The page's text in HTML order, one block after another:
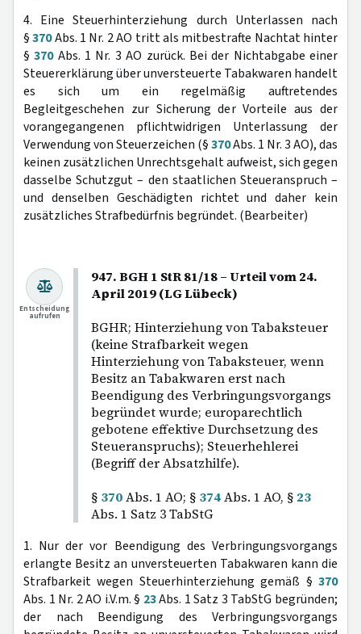
4. Eine Steuerhinterziehung durch Unterlassen nach
§370Abs. 1 Nr. 2 AO tritt als mitbestrafte Nachtat hinter
§370Abs. 1 Nr. 3 AO zurück. Bei der Nichtabgabe einer
Steuererklärung über unversteuerte Tabakwaren handelt
es sich um ein regelmäßig auftretendes
Begleitgeschehen zur Sicherung der Vorteile aus der
vorangegangenen pflichtwidrigen Unterlassung der
Verwendung von Steuerzeichen (§370Abs. 1 Nr. 3 AO), das
keinen zusätzlichen Unrechtsgehalt aufweist, sich gegen
dasselbe Schutzgut – den staatlichen Steueranspruch –
und denselben Geschädigten richtet und daher kein
zusätzliches Strafbedürfnis begründet. (Bearbeiter)
947. BGH 1 StR 81/18 – Urteil vom 24.
April 2019 (LG Lübeck)
BGHR; Hinterziehung von Tabaksteuer
(keine Strafbarkeit wegen
Hinterziehung von Tabaksteuer, wenn
Besitz an Tabakwaren erst nach
Beendigung des Verbringungsvorgangs
begründet wurde; europarechtlich
gebotene effektive Durchsetzung des
Steueranspruchs); Steuerhehlerei
(Begriff der Absatzhilfe).
§ 370Abs. 1 AO; § 374Abs. 1 AO, § 23
Abs. 1 Satz 3 TabStG
Entscheidung
aufrufen
1. Nur der vor Beendigung des Verbringungsvorgangs
erlangte Besitz an unversteuerten Tabakwaren kann die
Strafbarkeit wegen Steuerhinterziehung gemäß § 370
Abs. 1 Nr. 2 AO i.V.m. § 23Abs. 1 Satz 3 TabStG begründen;
der nach Beendigung des Verbringungsvorgangs